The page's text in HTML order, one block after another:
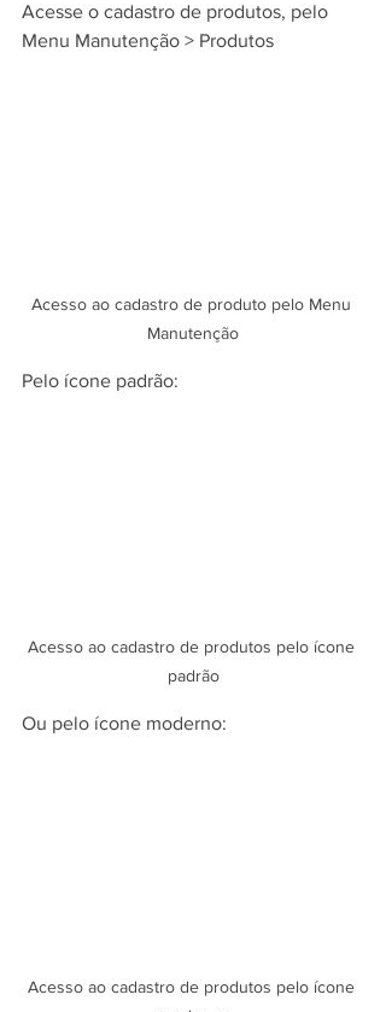
Acesse o cadastro de produtos, pelo
Menu Manutenção > Produtos
Acesso ao cadastro de produto pelo Menu
Manutenção
Pelo ícone padrão:
Acesso ao cadastro de produtos pelo ícone
padrão
Ou pelo ícone moderno:
Acesso ao cadastro de produtos pelo ícone